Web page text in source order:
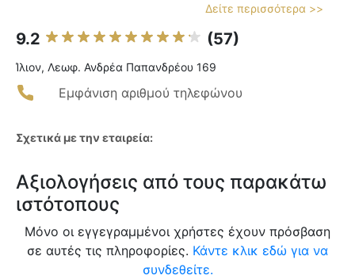
Δείτε περισσότερα >>
9.2 (57)
Ίλιον, Λεωφ. Ανδρέα Παπανδρέου 169
Εμφάνιση αριθμού τηλεφώνου
Σχετικά με την εταιρεία:
Αξιολογήσεις από τους παρακάτω
ιστότοπους
Μόνο οι εγγεγραμμένοι χρήστες έχουν πρόσβαση
σε αυτές τις πληροφορίες. Κάντε κλικ εδώ για να
συνδεθείτε.